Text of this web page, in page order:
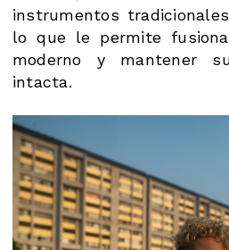
instrumentos
lo que le permite
moderno y mantener
intacta.